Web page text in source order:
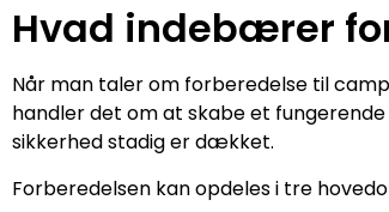
Hvad indebærer
Når man taler om forberedelse til
handler det om at skabe et
sikkerhed stadig er dækket.
Forberedelsen kan opdeles i tre